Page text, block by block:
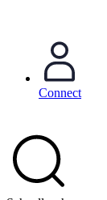
Connect